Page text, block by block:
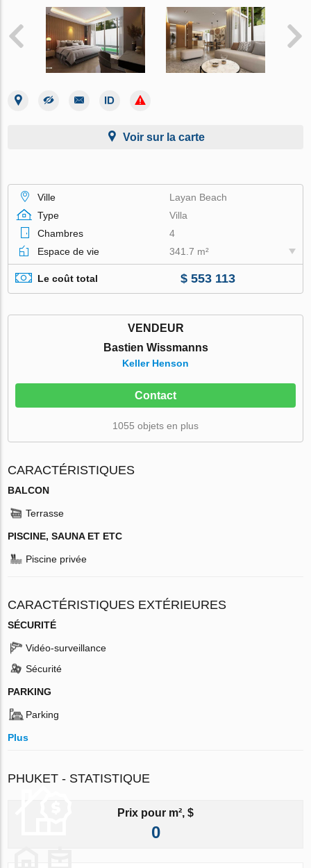
Voir sur la carte
Ville
Layan Beach
Type
Villa
Chambres
4
Espace de vie
341.7 m²
Le coût total $ 553 113
VENDEUR
Bastien Wissmanns
Keller Henson
Contact
1055 objets en plus
CARACTÉRISTIQUES
BALCON
Terrasse
PISCINE, SAUNA ET ETC
Piscine privée
CARACTÉRISTIQUES EXTÉRIEURES
SÉCURITÉ
Vidéo-surveillance
Sécurité
PARKING
Parking
Plus
PHUKET - STATISTIQUE
Prix pour m², $
0